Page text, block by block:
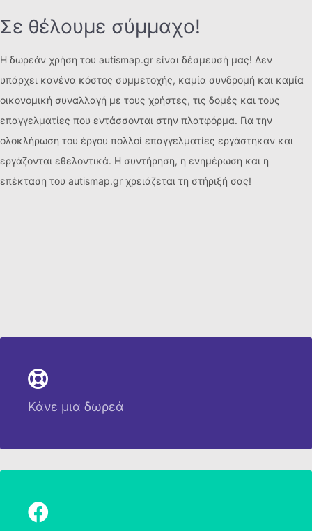
Σε θέλουμε σύμμαχο!
Η δωρεάν χρήση του autismap.gr είναι δέσμευσή μας! Δεν
υπάρχει κανένα κόστος συμμετοχής, καμία συνδρομή και καμία
οικονομική συναλλαγή με τους χρήστες, τις δομές και τους
επαγγελματίες που εντάσσονται στην πλατφόρμα. Για την
ολοκλήρωση του έργου πολλοί επαγγελματίες εργάστηκαν και
εργάζονται εθελοντικά. Η συντήρηση, η ενημέρωση και η
επέκταση του autismap.gr χρειάζεται τη στήριξή σας!
Κάνε μια δωρεά